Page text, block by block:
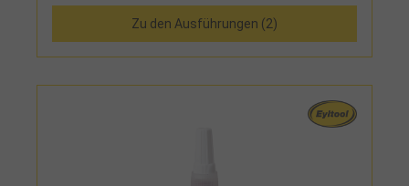
Zu den Ausführungen (2)